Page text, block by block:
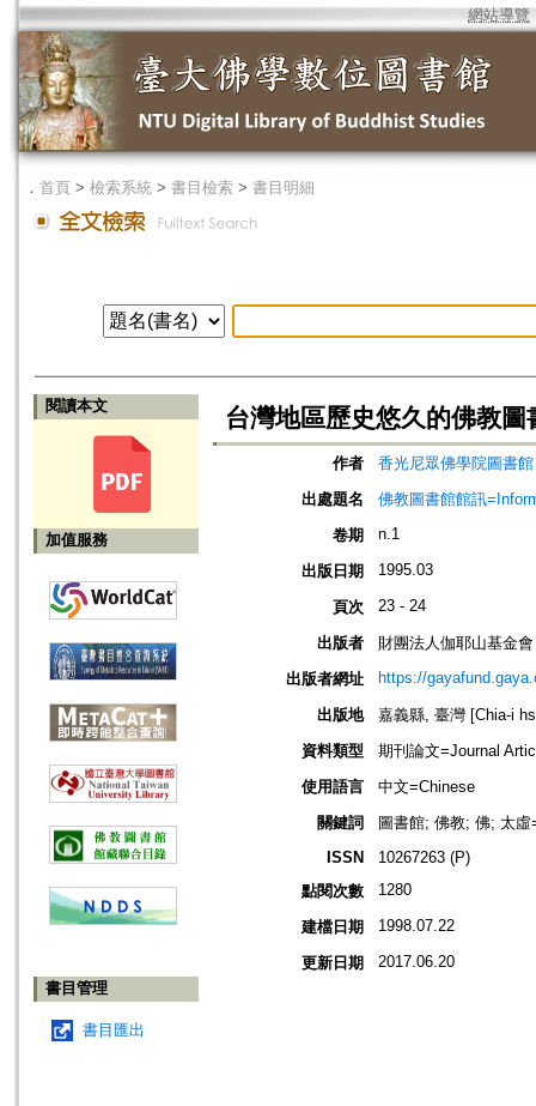
網站導覽
． 首頁 > 檢索系統 > 書目檢索 > 書目明細
閱讀本文
加值服務
書目管理
書目匯出
台灣地區歷史悠久的佛教
作者
香光尼眾佛學院圖書館
出處題名
佛教圖書館館訊
卷期
n.1
出版日期 1995.03
頁次 23 - 24
出版者
財團法人伽耶山基金會
出版者網址
https://
出版地
嘉義縣, 臺灣 [Chia-i
資料類型
期刊論文=Journal
使用語言
中文=Chinese
關鍵詞
圖書館; 佛教; 佛; 太虛
ISSN
10267263 (P)
點閱次數
1280
建檔日期 1998.07.22
更新日期 2017.06.20